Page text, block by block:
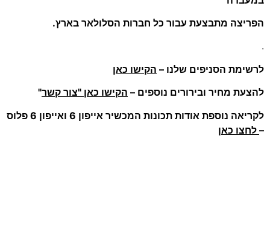
הפריצה מתבצעת עבור כל חברות הסלולאר בארץ.
.
לרשימת הסניפים שלנו – הקישו כאן
להצעת מחיר ובירורים נוספים – הקישו כאן "צור קשר"
לקריאה נוספת אודות תכונות המכשיר אייפון 6 ואייפון 6 פלוס
– לחצו כאן